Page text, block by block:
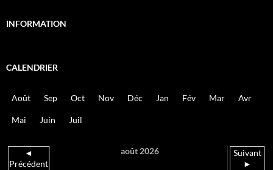
INFORMATION
CALENDRIER
Août Sep Oct Nov Déc Jan Fév Mar Avr
Mai Juin Juil
◄
Précédent
août 2026
Suivant
►